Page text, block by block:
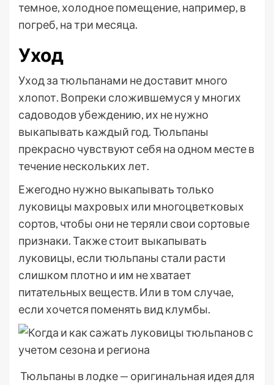
темное, холодное помещение, например, в
погреб, на три месяца.
Уход
Уход за тюльпанами не доставит много
хлопот. Вопреки сложившемуся у многих
садоводов убеждению, их не нужно
выкапывать каждый год. Тюльпаны
прекрасно чувствуют себя на одном месте в
течение нескольких лет.
Ежегодно нужно выкапывать только
луковицы махровых или многоцветковых
сортов, чтобы они не теряли свои сортовые
признаки. Также стоит выкапывать
луковицы, если тюльпаны стали расти
слишком плотно и им не хватает
питательных веществ. Или в том случае,
если хочется поменять вид клумбы.
Тюльпаны в лодке — оригинальная идея для